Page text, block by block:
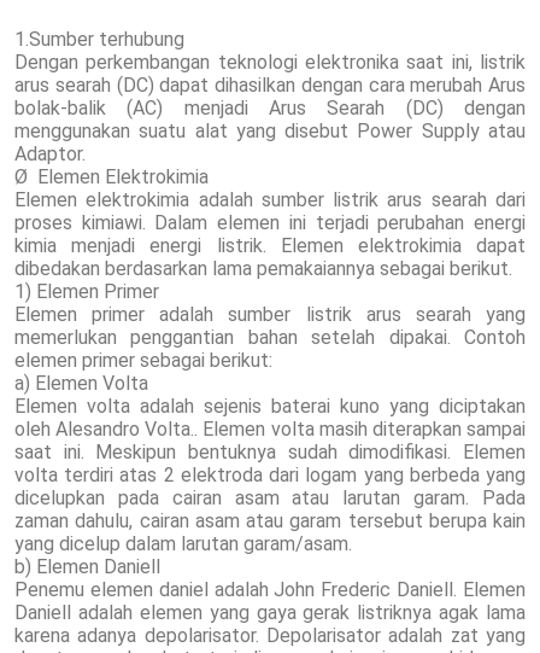
1.Sumber terhubung
Dengan perkembangan teknologi elektronika saat ini, listrik
arus searah (DC) dapat dihasilkan dengan cara merubah Arus
bolak-balik (AC) menjadi Arus Searah (DC) dengan
menggunakan suatu alat yang disebut Power Supply atau
Adaptor.
Ø Elemen Elektrokimia
Elemen elektrokimia adalah sumber listrik arus searah dari
proses kimiawi. Dalam elemen ini terjadi perubahan energi
kimia menjadi energi listrik. Elemen elektrokimia dapat
dibedakan berdasarkan lama pemakaiannya sebagai berikut.
1) Elemen Primer
Elemen primer adalah sumber listrik arus searah yang
memerlukan penggantian bahan setelah dipakai. Contoh
elemen primer sebagai berikut:
a) Elemen Volta
Elemen volta adalah sejenis baterai kuno yang diciptakan
oleh Alesandro Volta.. Elemen volta masih diterapkan sampai
saat ini. Meskipun bentuknya sudah dimodifikasi. Elemen
volta terdiri atas 2 elektroda dari logam yang berbeda yang
dicelupkan pada cairan asam atau larutan garam. Pada
zaman dahulu, cairan asam atau garam tersebut berupa kain
yang dicelup dalam larutan garam/asam.
b) Elemen Daniell
Penemu elemen daniel adalah John Frederic Daniell. Elemen
Daniell adalah elemen yang gaya gerak listriknya agak lama
karena adanya depolarisator. Depolarisator adalah zat yang